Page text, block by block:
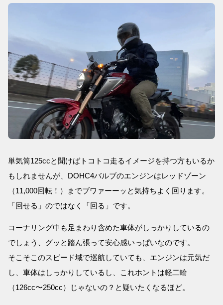
単気筒125ccと聞けばトコトコ走るイメージを持つ方もいるか
もしれませんが、DOHC4バルブのエンジンはレッドゾーン
（11,000回転！）までブワァーーッと気持ちよく回ります。
「回せる」のではなく「回る」です。
コーナリング中も足まわり含めた車体がしっかりしているの
でしょう、グッと踏ん張って安心感いっぱいなのです。
そこそこのスピード域で巡航していても、エンジンは元気だ
し、車体はしっかりしているし、これホントは軽二輪
（126cc〜250cc）じゃないの？と疑いたくなるほど。